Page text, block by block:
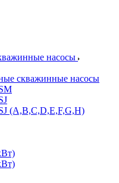
насосы
скважинные насосы
(A,B,C,D,E,F,G,H)